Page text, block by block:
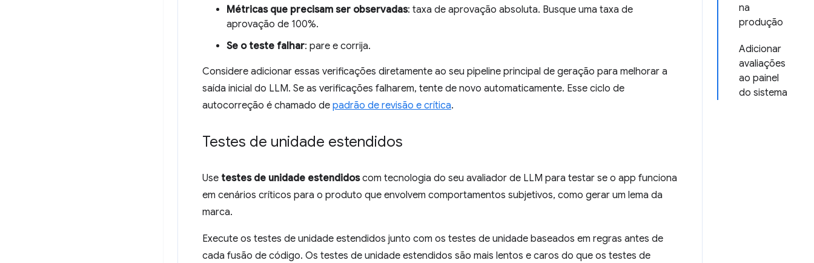
na
produção
Adicionar
avaliações
ao painel
do sistema
Métricas que precisam ser observadas: taxa de aprovação absoluta. Busque uma taxa de
aprovação de 100%.
Se o teste falhar: pare e corrija.
Considere adicionar essas verificações diretamente ao seu pipeline principal de geração para melhorar a
saída inicial do LLM. Se as verificações falharem, tente de novo automaticamente. Esse ciclo de
autocorreção é chamado de padrão de revisão e crítica.
Testes de unidade estendidos
Use testes de unidade estendidoscom tecnologia do seu avaliador de LLM para testar se o app funciona
em cenários críticos para o produto que envolvem comportamentos subjetivos, como gerar um lema da
marca.
Execute os testes de unidade estendidos junto com os testes de unidade baseados em regras antes de
cada fusão de código. Os testes de unidade estendidos são mais lentos e caros do que os testes de